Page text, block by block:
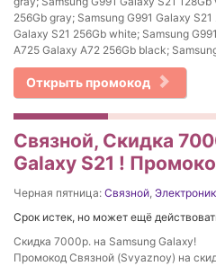
256Gb gray; Samsung G991 Galaxy
Galaxy S21 256Gb white; Samsung
A725 Galaxy A72 256Gb black;
Открыть промокод
Связной, Скидка
Galaxy S21 !
Черная пятница: Связной,
Срок истек, но может ещё
Скидка 7000р. на Samsung Galaxy!
Промокод Связной (Svyaznoy) на